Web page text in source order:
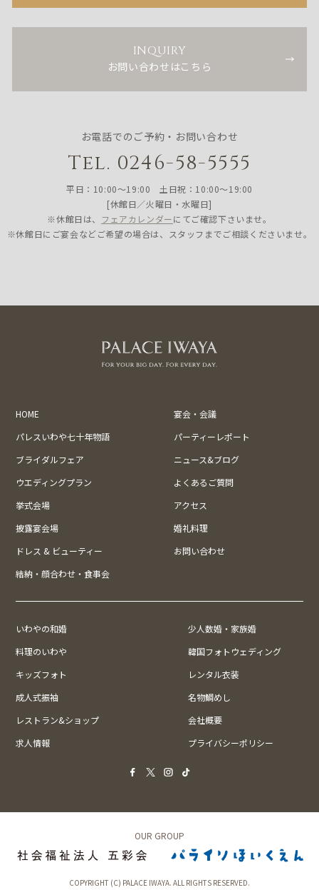
INQUIRY
お問い合わせはこちら
お電話でのご予約・お問い合わせ
Tel. 0246-58-5555
平日：10:00〜19:00 土日祝：10:00〜19:00
[休館日／火曜日・水曜日]
※休館日は、 フェアカレンダーにてご確認下さいませ。
※休館日にご宴会などご希望の場合は、スタッフまでご相談くださいませ。
HOME
宴会・会議
パレスいわや七十年物語
パーティーレポート
ブライダルフェア
ニュース&ブログ
ウエディングプラン
よくあるご質問
挙式会場
アクセス
披露宴会場
婚礼料理
ドレス & ビューティー
お問い合わせ
結納・顔合わせ・食事会
いわやの和婚
少人数婚・家族婚
料理のいわや
韓国フォトウェディング
キッズフォト
レンタル衣装
成人式振袖
名物鯛めし
レストラン&ショップ
会社概要
求人情報
プライバシーポリシー
OUR GROUP
COPYRIGHT (C) PALACE IWAYA. ALL RIGHTS RESERVED.